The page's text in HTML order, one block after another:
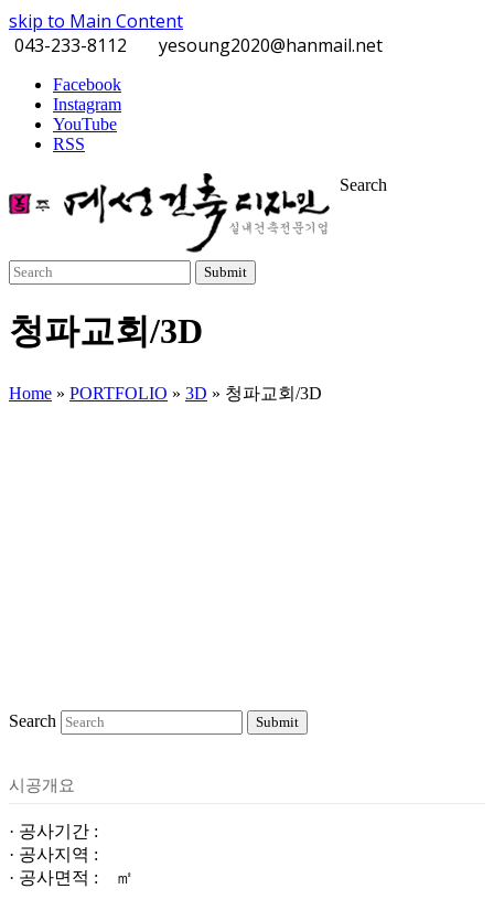
skip to Main Content
043-233-8112
yesoung2020@hanmail.net
Facebook
Instagram
YouTube
RSS
Search
Submit
청파교회/3D
Home » PORTFOLIO » 3D » 청파교회/3D
Search Submit
시공개요
· 공사기간 :
· 공사지역 :
· 공사면적 : ㎡